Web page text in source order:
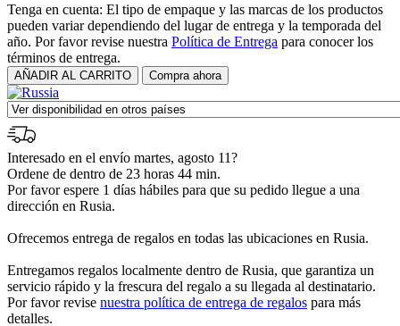
Tenga en cuenta: El tipo de empaque y las marcas de los productos
pueden variar dependiendo del lugar de entrega y la temporada del
año. Por favor revise nuestra Política de Entrega para conocer los
términos de entrega.
Interesado en el envío martes, agosto 11?
Ordene de dentro de 23 horas 44 min.
Por favor espere 1 días hábiles para que su pedido llegue a una
dirección en Rusia.
Ofrecemos entrega de regalos en todas las ubicaciones en Rusia.
Entregamos regalos localmente dentro de Rusia, que garantiza un
servicio rápido y la frescura del regalo a su llegada al destinatario.
Por favor revise nuestra política de entrega de regalos para más
detalles.